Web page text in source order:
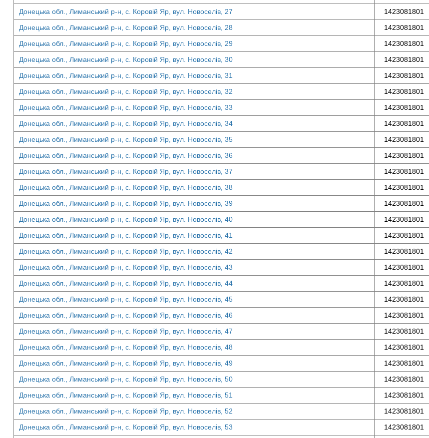
Донецька обл., Лиманський р-н, с. Коровій Яр, вул. Новоселів, 27
1423081801
Донецька обл., Лиманський р-н, с. Коровій Яр, вул. Новоселів, 28
1423081801
Донецька обл., Лиманський р-н, с. Коровій Яр, вул. Новоселів, 29
1423081801
Донецька обл., Лиманський р-н, с. Коровій Яр, вул. Новоселів, 30
1423081801
Донецька обл., Лиманський р-н, с. Коровій Яр, вул. Новоселів, 31
1423081801
Донецька обл., Лиманський р-н, с. Коровій Яр, вул. Новоселів, 32
1423081801
Донецька обл., Лиманський р-н, с. Коровій Яр, вул. Новоселів, 33
1423081801
Донецька обл., Лиманський р-н, с. Коровій Яр, вул. Новоселів, 34
1423081801
Донецька обл., Лиманський р-н, с. Коровій Яр, вул. Новоселів, 35
1423081801
Донецька обл., Лиманський р-н, с. Коровій Яр, вул. Новоселів, 36
1423081801
Донецька обл., Лиманський р-н, с. Коровій Яр, вул. Новоселів, 37
1423081801
Донецька обл., Лиманський р-н, с. Коровій Яр, вул. Новоселів, 38
1423081801
Донецька обл., Лиманський р-н, с. Коровій Яр, вул. Новоселів, 39
1423081801
Донецька обл., Лиманський р-н, с. Коровій Яр, вул. Новоселів, 40
1423081801
Донецька обл., Лиманський р-н, с. Коровій Яр, вул. Новоселів, 41
1423081801
Донецька обл., Лиманський р-н, с. Коровій Яр, вул. Новоселів, 42
1423081801
Донецька обл., Лиманський р-н, с. Коровій Яр, вул. Новоселів, 43
1423081801
Донецька обл., Лиманський р-н, с. Коровій Яр, вул. Новоселів, 44
1423081801
Донецька обл., Лиманський р-н, с. Коровій Яр, вул. Новоселів, 45
1423081801
Донецька обл., Лиманський р-н, с. Коровій Яр, вул. Новоселів, 46
1423081801
Донецька обл., Лиманський р-н, с. Коровій Яр, вул. Новоселів, 47
1423081801
Донецька обл., Лиманський р-н, с. Коровій Яр, вул. Новоселів, 48
1423081801
Донецька обл., Лиманський р-н, с. Коровій Яр, вул. Новоселів, 49
1423081801
Донецька обл., Лиманський р-н, с. Коровій Яр, вул. Новоселів, 50
1423081801
Донецька обл., Лиманський р-н, с. Коровій Яр, вул. Новоселів, 51
1423081801
Донецька обл., Лиманський р-н, с. Коровій Яр, вул. Новоселів, 52
1423081801
Донецька обл., Лиманський р-н, с. Коровій Яр, вул. Новоселів, 53
1423081801